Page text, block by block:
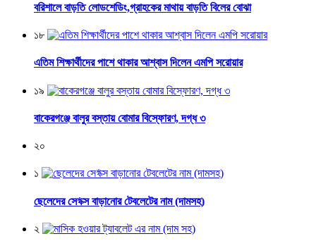
বরিশালে বাড়তি লোডশেডিং,গ্রাহকের মাথায় বাড়তি বিলের বোঝা
১৮
এতিম শিক্ষার্থীদের পাশে থাকার আশ্বাস দিলেন এমপি সরোয়ার
১৯
বাকেরগঞ্জে বালুর বস্তায় বোমার বিস্ফোরণ, দগ্ধ ৩
২০
১
ছেলেদের সে*ক্স বাড়ানোর টেবলেটের নাম (দামসহ)
২